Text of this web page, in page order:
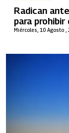
Miércoles, 10 Agosto ,
Radican
para